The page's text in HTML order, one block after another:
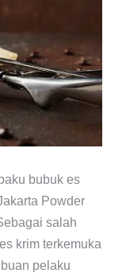
bubuk es
Powder
salah
krim terkemuka
pelaku